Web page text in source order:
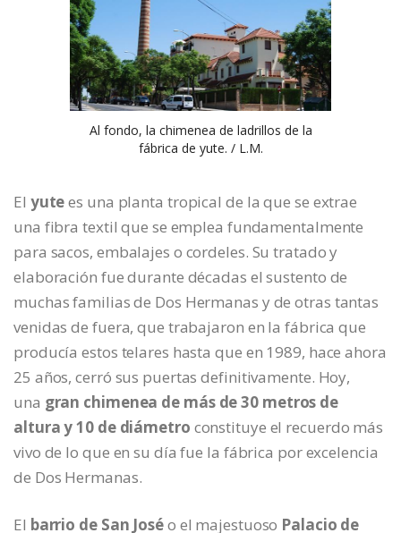
Al fondo, la chimenea de ladrillos de la
fábrica de yute. / L.M.
El yutees una planta tropical de la que se extrae
una fibra textil que se emplea fundamentalmente
para sacos, embalajes o cordeles. Su tratado y
elaboración fue durante décadas el sustento de
muchas familias de Dos Hermanas y de otras tantas
venidas de fuera, que trabajaron en la fábrica que
producía estos telares hasta que en 1989, hace ahora
25 años, cerró sus puertas definitivamente. Hoy,
una gran chimenea de más de 30 metros de
altura y 10 de diámetro constituye el recuerdo más
vivo de lo que en su día fue la fábrica por excelencia
de Dos Hermanas.
El barrio de San Joséo el majestuoso Palacio de